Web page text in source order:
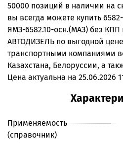
50000 позиций в наличии на
вы всегда можете купить
ЯМЗ-6582.10-осн.(МАЗ) без КПП
АВТОДИЗЕЛЬ по выгодной цене
транспортными компаниями
Казахстана, Белоруссии, а
Цена актуальна на 25.06.2026
Применяемость
(справочник)